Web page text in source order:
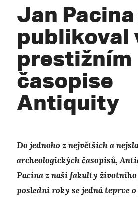
Jan Pacina
publikoval
prestižním
časopise
Antiquity
Do jednoho z největších a
archeologických časopisů,
Pacina z naší fakulty
poslední roky se jedná teprve